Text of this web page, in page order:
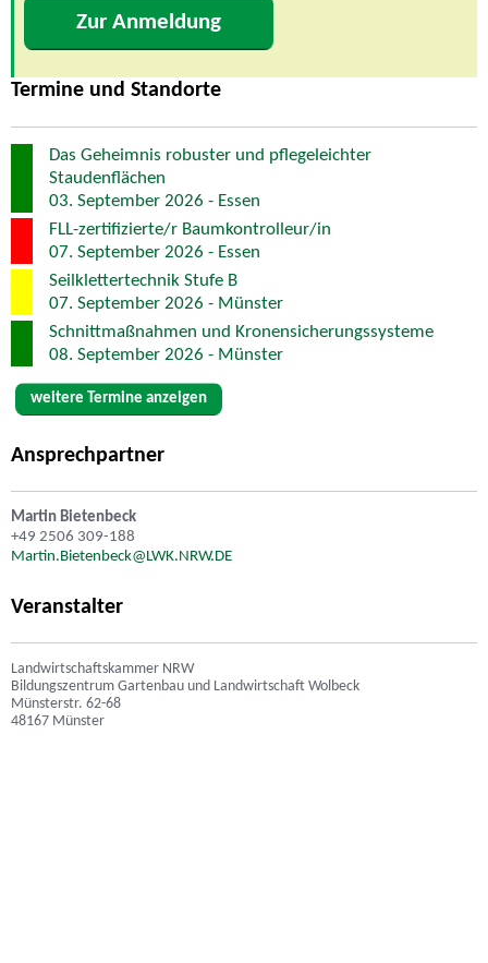
Zur Anmeldung
Termine und Standorte
Das Geheimnis robuster und pflegeleichter
Staudenflächen
03. September 2026 - Essen
FLL-zertifizierte/r Baumkontrolleur/in
07. September 2026 - Essen
Seilklettertechnik Stufe B
07. September 2026 - Münster
Schnittmaßnahmen und Kronensicherungssysteme
08. September 2026 - Münster
weitere Termine anzeigen
Ansprechpartner
Martin Bietenbeck
+49 2506 309-188
Martin.Bietenbeck@LWK.NRW.DE
Veranstalter
Landwirtschaftskammer NRW
Bildungszentrum Gartenbau und Landwirtschaft Wolbeck
Münsterstr. 62-68
48167 Münster